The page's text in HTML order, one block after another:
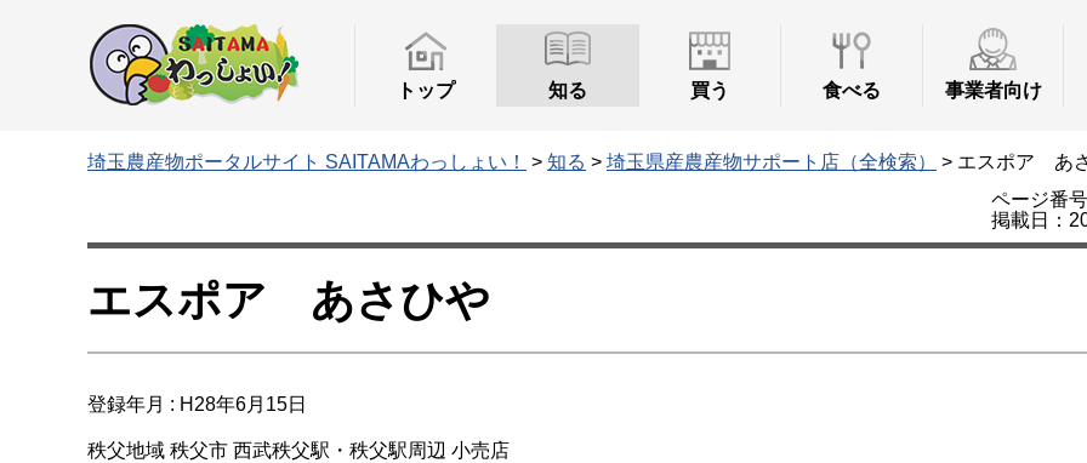
トップ 知る 買う 食べる 事業者向け
埼玉農産物ポータルサイト SAITAMAわっしょい！ > 知る > 埼玉県産農産物サポート店（全検索）
> エスポア あ
ページ番
掲載日：
エスポア あさひや
登録年月 : H28年6月15日
秩父地域 秩父市 西武秩父駅・秩父駅周辺 小売店